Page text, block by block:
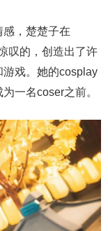
，楚楚子在
叹的，创造出了许
游戏。她的cosplay
一名coser之前。